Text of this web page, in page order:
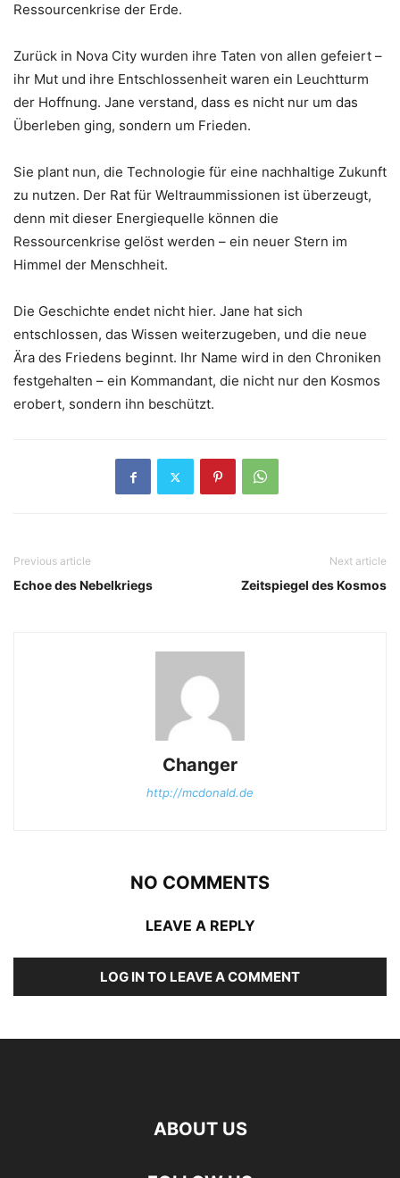
Ressourcenkrise der Erde.
Zurück in Nova City wurden ihre Taten von allen gefeiert –
ihr Mut und ihre Entschlossenheit waren ein Leuchtturm
der Hoffnung. Jane verstand, dass es nicht nur um das
Überleben ging, sondern um Frieden.
Sie plant nun, die Technologie für eine nachhaltige Zukunft
zu nutzen. Der Rat für Weltraummissionen ist überzeugt,
denn mit dieser Energiequelle können die
Ressourcenkrise gelöst werden – ein neuer Stern im
Himmel der Menschheit.
Die Geschichte endet nicht hier. Jane hat sich
entschlossen, das Wissen weiterzugeben, und die neue
Ära des Friedens beginnt. Ihr Name wird in den Chroniken
festgehalten – ein Kommandant, die nicht nur den Kosmos
erobert, sondern ihn beschützt.
Previous article
Echoe des Nebelkriegs
Next article
Zeitspiegel des Kosmos
Changer
http://mcdonald.de
NO COMMENTS
LEAVE A REPLY
LOG IN TO LEAVE A COMMENT
ABOUT US